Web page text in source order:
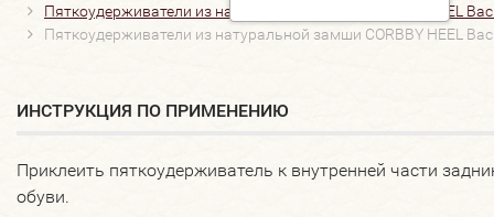
Пяткоудерживатели из натуральной замши CORBBY HEEL
Пяткоудерживатели из натуральной замши CORBBY HEEL
ИНСТРУКЦИЯ ПО ПРИМЕНЕНИЮ
Приклеить пяткоудерживатель к внутренней части
обуви.